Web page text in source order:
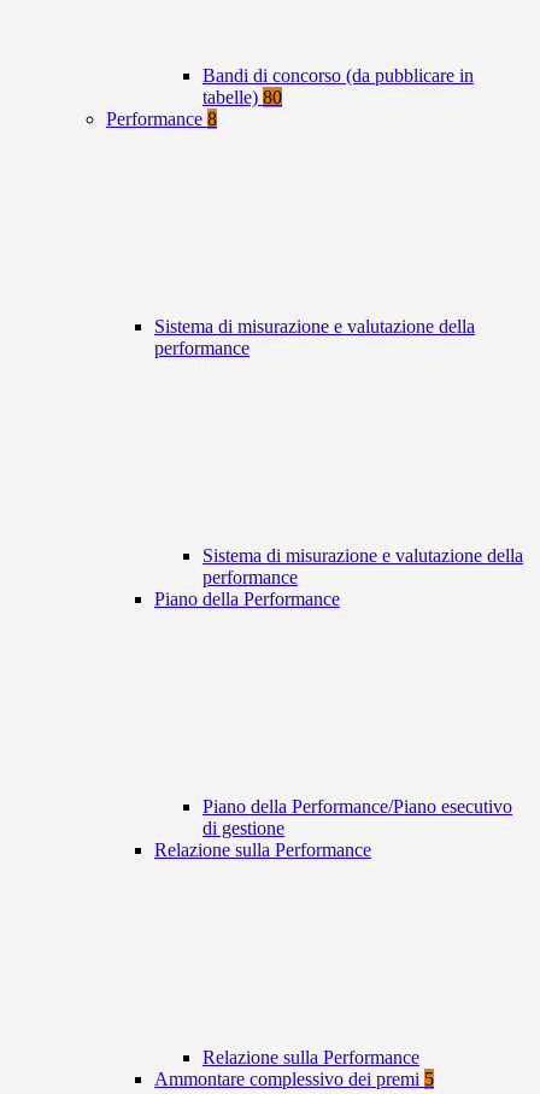
Bandi di concorso (da pubblicare in
tabelle) 80
Performance 8
Sistema di misurazione e valutazione della
performance
Sistema di misurazione e valutazione della
performance
Piano della Performance
Piano della Performance/Piano esecutivo
di gestione
Relazione sulla Performance
Relazione sulla Performance
Ammontare complessivo dei premi 5